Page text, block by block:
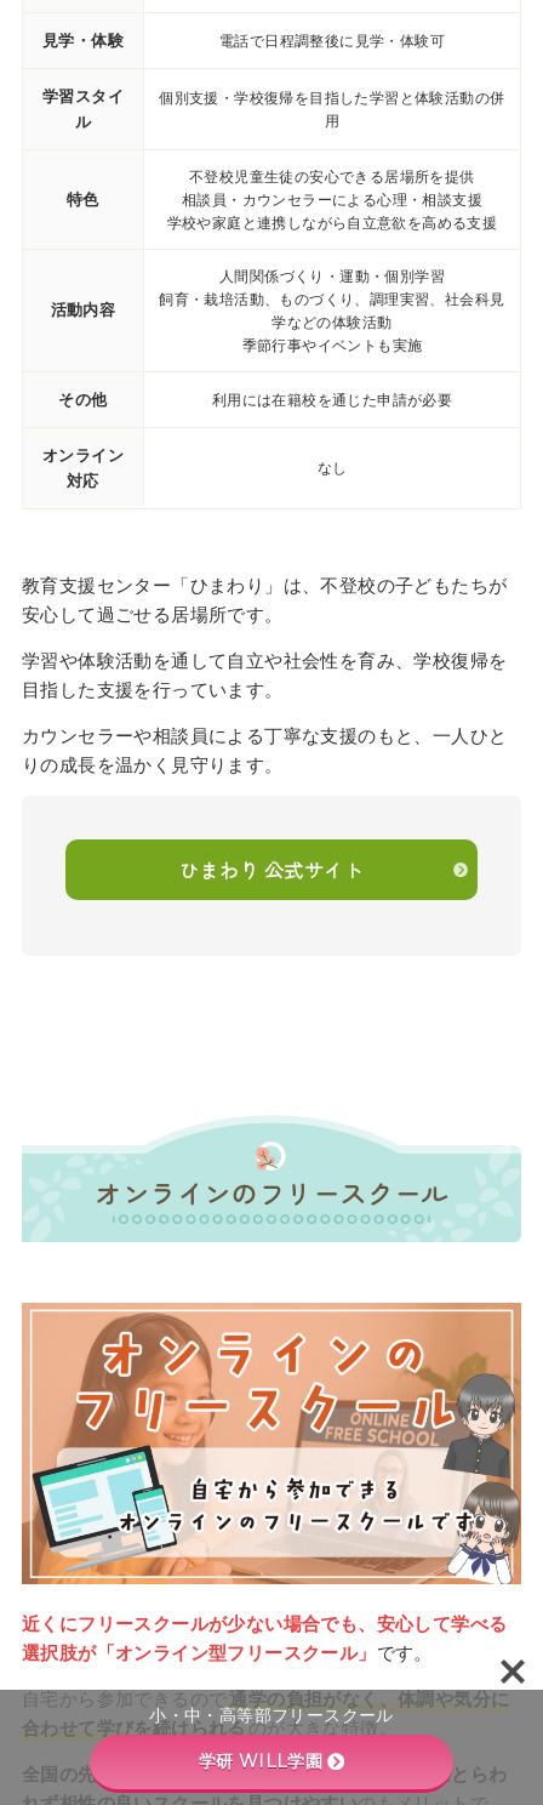
見学・体験 電話で日程調整後に見学・体験可
学習スタイ
ル
個別支援・学校復帰を目指した学習と体験活動の併
用
特色
不登校児童生徒の安心できる居場所を提供
相談員・カウンセラーによる心理・相談支援
学校や家庭と連携しながら自立意欲を高める支援
活動内容
人間関係づくり・運動・個別学習
飼育・栽培活動、ものづくり、調理実習、社会科見
学などの体験活動
季節行事やイベントも実施
その他 利用には在籍校を通じた申請が必要
オンライン
対応
なし
教育支援センター「ひまわり」は、不登校の子どもたちが
安心して過ごせる居場所です。
学習や体験活動を通して自立や社会性を育み、学校復帰を
目指した支援を行っています。
カウンセラーや相談員による丁寧な支援のもと、一人ひと
りの成長を温かく見守ります。
ひまわり 公式サイト
オンラインのフリースクール
近くにフリースクールが少ない場合でも、安心して学べる
選択肢が「オンライン型フリースクール」 です。
自宅から参加できるので通学の負担がなく、体調や気分に
合わせて学びを続けられるのが大きな特徴。
全国の先生や子どもたちとつながれるため、地域にとらわ
小・中・高等部フリースクール
学研 WILL学園